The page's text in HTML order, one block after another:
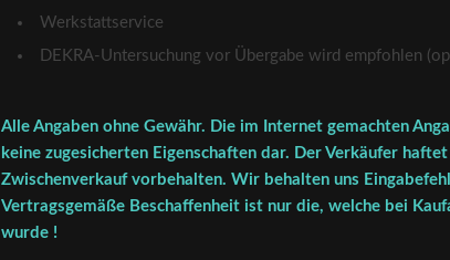
Werkstattservice
DEKRA-Untersuchung vor Übergabe wird empfohlen
Alle Angaben ohne Gewähr. Die im Internet gemachten
keine zugesicherten Eigenschaften dar. Der Verkäufer
Zwischenverkauf vorbehalten. Wir behalten uns
Vertragsgemäße Beschaffenheit ist nur die, welche bei
wurde !